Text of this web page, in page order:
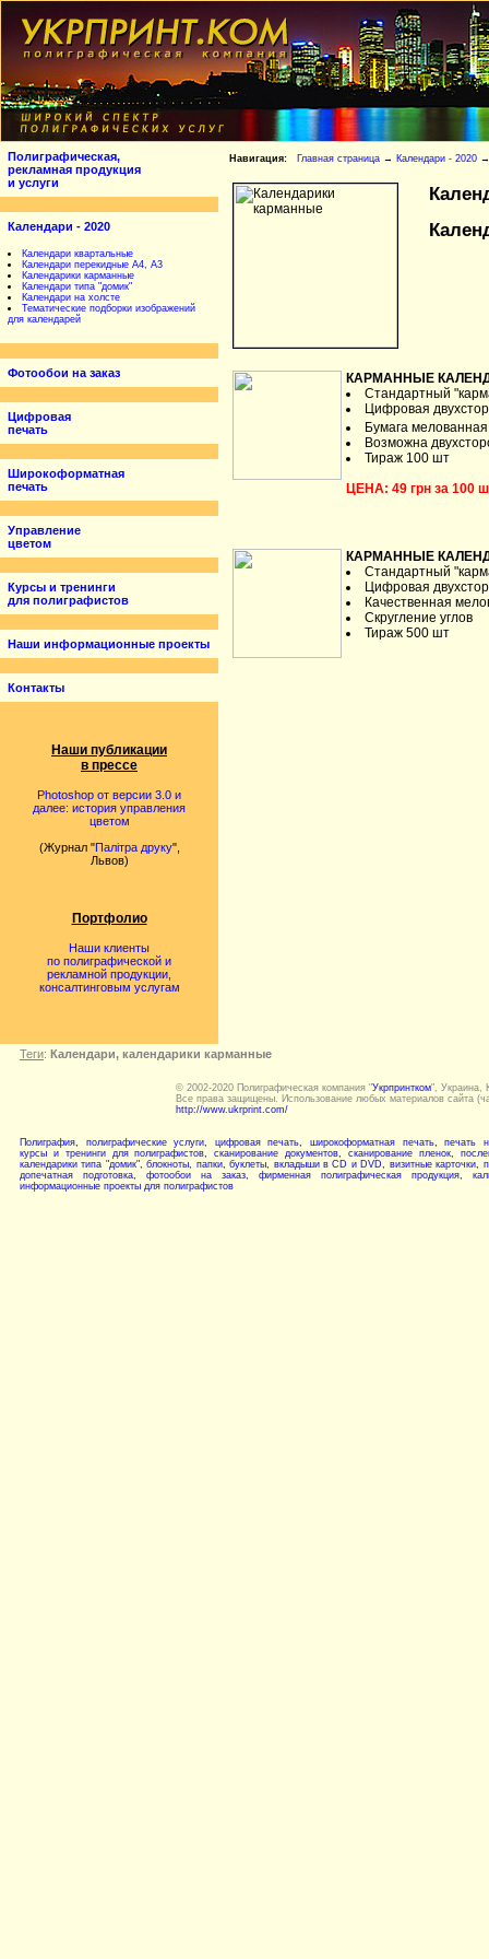
Полиграфическая,
рекламная продукция
и услуги
Календари - 2020
Календари квартальные
Календари перекидные А4, А3
Календарики карманные
Календари типа "домик"
Календари на холсте
Тематические подборки изображений
для календарей
Фотообои на заказ
Цифровая
печать
Широкоформатная
печать
Управление
цветом
Курсы и тренинги
для полиграфистов
Наши информационные проекты
Контакты
Наши публикации
в прессе
Photoshop от версии 3.0 и
далее: история управления
цветом
(Журнал "Палітра друку",
Львов)
Портфолио
Наши клиенты
по полиграфической и
рекламной продукции,
консалтинговым услугам
Навигация: Главная страница → Календари - 2020
КАРМАННЫЕ
Стандартный
Цифровая
Бумага
Возможна
Тираж 100 шт
ЦЕНА: 49 грн за 100
КАРМАННЫЕ
Стандартный
Цифровая
Качественная
Скругление углов
Тираж 500 шт
Теги: Календари, календарики карманные
© 2002-2020 Полиграфическая компания "Укрпринтком", Украина,
Все права защищены. Использование любых материалов сайта
http://www.ukrprint.com/
Полиграфия, полиграфические услуги, цифровая печать, широкоформатная печать,
печать
курсы и тренинги для полиграфистов, сканирование документов, сканирование пленок,
календарики типа "домик", блокноты, папки, буклеты, вкладыши в CD и DVD, визитные карточки,
допечатная подготовка, фотообои на заказ, фирменная полиграфическая продукция,
информационные проекты для полиграфистов